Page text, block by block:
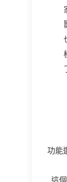
功能
這